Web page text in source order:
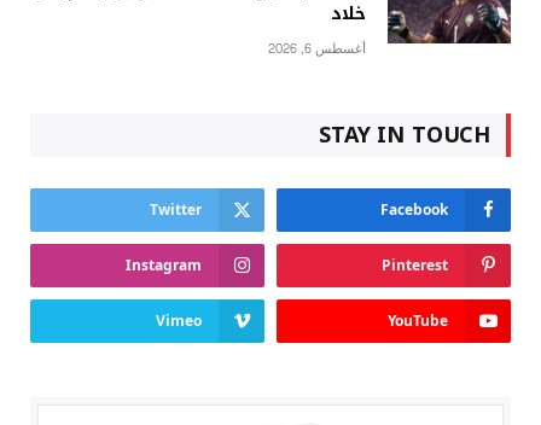
خلاد
أغسطس 6, 2026
STAY IN TOUCH
Facebook
Twitter
Pinterest
Instagram
YouTube
Vimeo